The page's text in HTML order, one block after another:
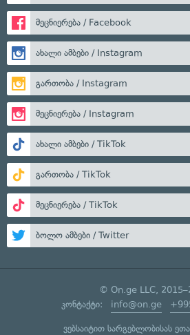
მეცნიერება / Facebook
ახალი ამბები / Instagram
გართობა / Instagram
მეცნიერება / Instagram
ახალი ამბები / TikTok
გართობა / TikTok
მეცნიერება / TikTok
ბოლო ამბები / Twitter
© On.ge LLC,
კონტაქტი: info@on.ge
ვებსაიტით სარგებლობისას